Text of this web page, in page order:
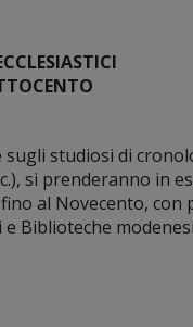
studiosi di
si prenderanno in
al Novecento,
Biblioteche